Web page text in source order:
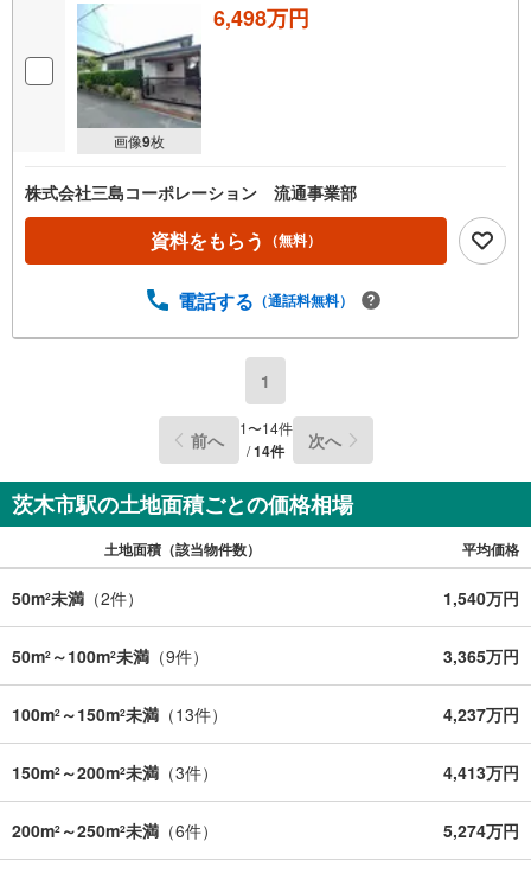
画像9枚
6,498万円
株式会社三島コーポレーション 流通事業部
資料をもらう （無料）
電話する （通話料無料）
1
前へ 1〜14件
/14件 次へ
茨木市駅の土地面積ごとの価格相場
土地面積（該当物件数） 平均価格
50m2未満 （2件） 1,540万円
50m2 ～100m2未満 （9件） 3,365万円
100m2 ～150m2未満 （13件） 4,237万円
150m2 ～200m2未満 （3件） 4,413万円
200m2 ～250m2未満 （6件） 5,274万円